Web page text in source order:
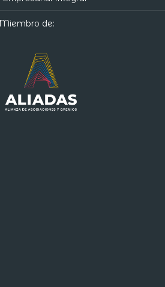
Miembro de: